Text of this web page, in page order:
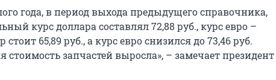
года, в период выхода предыдущего справочника,
курс доллара составлял 72,88 руб., курс евро –
стоит 65,89 руб., а курс евро снизился до 73,46 руб.
стоимость запчастей выросла», – замечает президент